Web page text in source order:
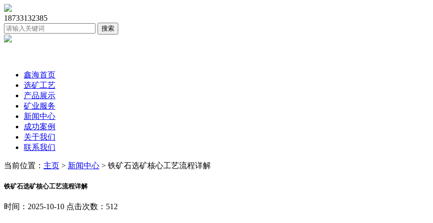
18733132385
鑫海首页
选矿工艺
产品展示
矿业服务
新闻中心
成功案例
关于我们
联系我们
当前位置： 主页 > 新闻中心 > 铁矿石选矿核心工艺流程详解
铁矿石选矿核心工艺流程详解
时间：2025-10-10 点击次数：512